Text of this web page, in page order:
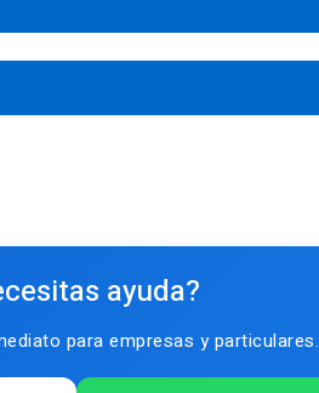
ayuda?
para empresas y particulares.